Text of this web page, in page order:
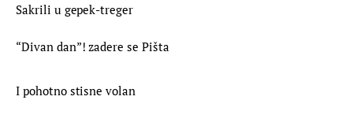
Sakrili u gepek-treger
“Divan dan”! zadere se Pišta
I pohotno stisne volan